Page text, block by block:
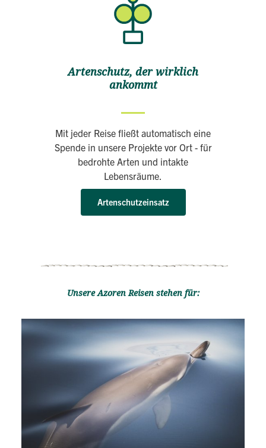
Artenschutz, der wirklich
ankommt
Mit jeder Reise fließt automatisch eine
Spende in unsere Projekte vor Ort - für
bedrohte Arten und intakte
Lebensräume.
Artenschutzeinsatz
Unsere Azoren Reisen stehen für: